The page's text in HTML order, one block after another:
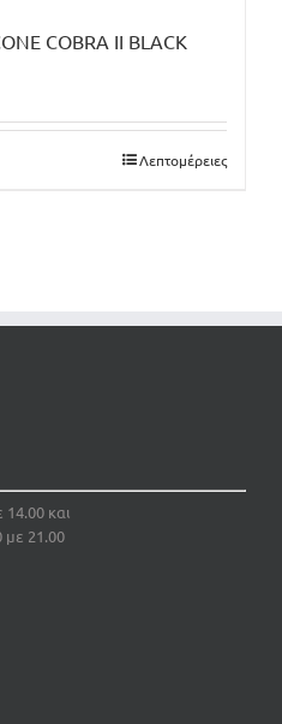
COBRA ΙΙ BLACK
Λεπτομέρειες
και
με 21.00